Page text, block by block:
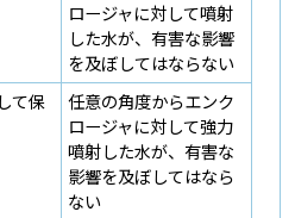
ロージャに対して噴射
した水が、有害な影響
を及ぼしてはならない
て保
任意の角度からエンク
ロージャに対して強力
噴射した水が、有害な
影響を及ぼしてはなら
ない